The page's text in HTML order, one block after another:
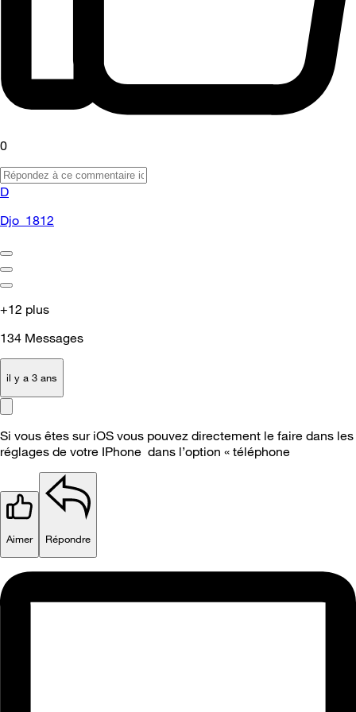
0
D
Djo_1812
+12 plus
134 Messages
il y a 3 ans
Si vous êtes sur iOS vous pouvez directement le faire dans les
réglages de votre IPhone dans l’option « téléphone
Aimer Répondre